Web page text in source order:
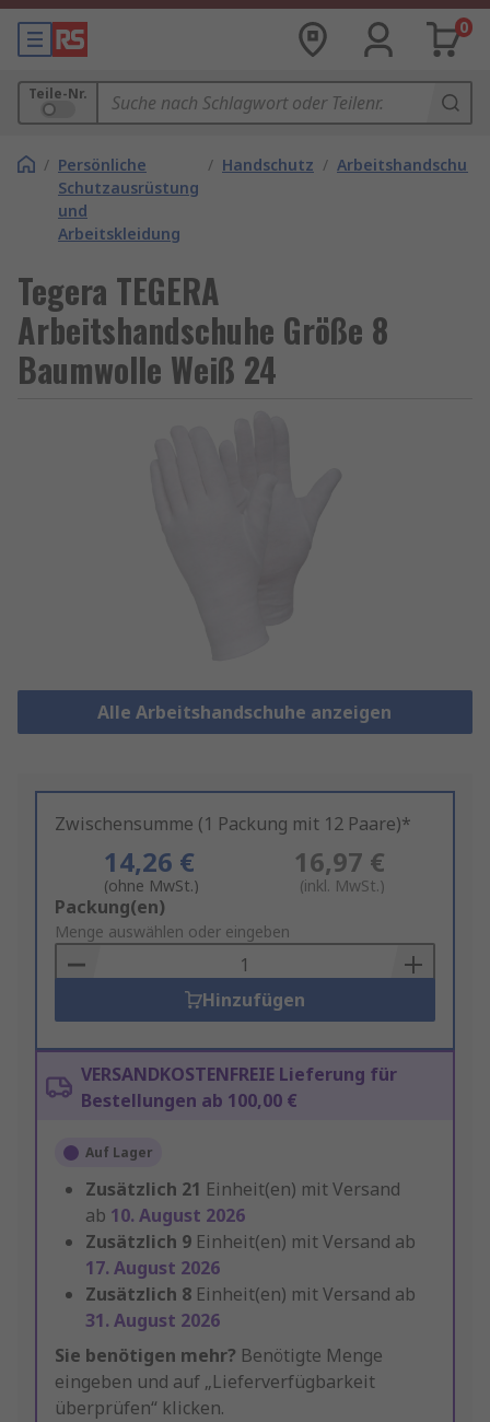
0
Teile-Nr.
/ Persönliche
Schutzausrüstung
und
Arbeitskleidung
/ Handschutz / Arbeitshandschuhe
Tegera TEGERA
Arbeitshandschuhe Größe 8
Baumwolle Weiß 24
Alle Arbeitshandschuhe anzeigen
Zwischensumme (1 Packung mit 12 Paare)*
14,26 €
(ohne MwSt.)
16,97 €
(inkl. MwSt.)
Add
to
Basket
Packung(en)
Menge auswählen oder eingeben
Hinzufügen
VERSANDKOSTENFREIE Lieferung für
Bestellungen ab 100,00 €
Auf Lager
Zusätzlich 21 Einheit(en) mit Versand
ab 10. August 2026
Zusätzlich 9 Einheit(en) mit Versand ab
17. August 2026
Zusätzlich 8 Einheit(en) mit Versand ab
31. August 2026
Sie benötigen mehr? Benötigte Menge
eingeben und auf „Lieferverfügbarkeit
überprüfen“ klicken.